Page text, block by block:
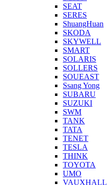
SEAT
SERES
ShuangHuan
SKODA
SKYWELL
SMART
SOLARIS
SOLLERS
SOUEAST
Ssang Yong
SUBARU
SUZUKI
SWM
TANK
TATA
TENET
TESLA
THINK
TOYOTA
UMO
VAUXHALL